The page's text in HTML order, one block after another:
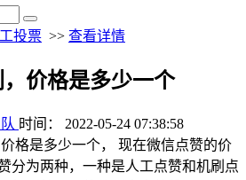
投票 >> 查看详情
价格是多少一个
时间： 2022-05-24 07:38:58
格是多少一个， 现在微信点赞的价
分为两种，一种是人工点赞和机刷点